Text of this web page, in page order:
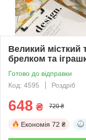
Великий місткий
брелком та
Готово до відправки
Код: 4595
Роздріб
648 ₴ 720 ₴
Економія 72 ₴